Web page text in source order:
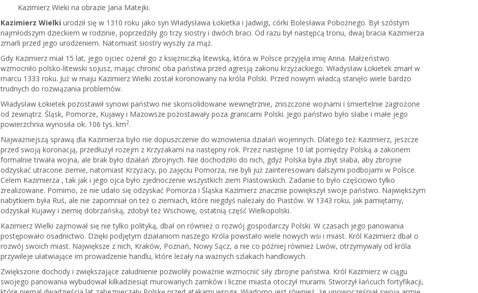
Kazimierz Wieki na obrazie Jana Matejki.
Kazimierz Wielki urodził się w 1310 roku jako syn Władysława Łokietka i Jadwigi, córki Bolesława Pobożnego. Był szóstym
najmłodszym dzieckiem w rodzinie, poprzedziły go trzy siostry i dwóch braci. Od razu był następcą tronu, dwaj bracia Kazimierza
zmarli przed jego urodzeniem. Natomiast siostry wyszły za mąż.
Gdy Kazimierz miał 15 lat, jego ojciec ożenił go z księżniczką litewską, która w Polsce przyjęła imię Anna. Małżeństwo
wzmocniło polsko-litewski sojusz, mając chronić oba państwa przed agresją zakonu krzyżackiego. Władysław Łokietek zmarł w
marcu 1333 roku. Już w maju Kazimierz Wielki został koronowany na króla Polski. Przed nowym władcą stanęło wiele bardzo
trudnych do rozwiązania problemów.
Władysław Łokietek pozostawił synowi państwo nie skonsolidowane wewnętrznie, zniszczone wojnami i śmiertelnie zagrożone
od zewnątrz. Śląsk, Pomorze, Kujawy i Mazowsze pozostawały poza granicami Polski. Jego państwo było słabe i małe jego
powierzchnia wynosiła ok. 106 tys. km2.
Najważniejszą sprawą dla Kazimierza było nie dopuszczenie do wznowienia działań wojennych. Dlatego też Kazimierz, jeszcze
przed swoją koronacją, przedłużył rozejm z Krzyżakami na następny rok. Przez następne 10 lat pomiędzy Polską a zakonem
formalnie trwała wojna, ale brak było działań zbrojnych. Nie dochodziło do nich, gdyż Polska była zbyt słaba, aby zbrojnie
odzyskać utracone ziemie, natomiast Krzyżacy, po zajęciu Pomorza, nie byli już zainteresowani dalszymi podbojami w Polsce.
Celem Kazimierza , tak jak i jego ojca było zjednoczenie wszystkich ziem Piastowskich. Zadanie to było częściowo tylko
zrealizowane. Pomimo, że nie udało się odzyskać Pomorza i Śląska Kazimierz znacznie powiększył swoje państwo. Największym
nabytkiem była Ruś, ale nie zapomniał on też o ziemiach, które niegdyś należały do Piastów. W 1343 roku, jak pamiętamy,
odzyskał Kujawy i ziemię dobrzańską, zdobył też Wschowę, ostatnią część Wielkopolski.
Kazimierz Wielki zajmował się nie tylko polityką, dbał on również o rozwój gospodarczy Polski. W czasach jego panowania
postępowało osadnictwo. Dzięki podjętym działaniom naszego Króla powstało wiele nowych wsi i miast. Król Kazimierz dbał o
rozwój swoich miast. Największe z nich, Kraków, Poznań, Nowy Sącz, a nie co później również Lwów, otrzymywały od króla
przywileje ułatwiające im prowadzenie handlu, które leżały na ważnych szlakach handlowych.
Zwiększone dochody i zwiększające zaludnienie pozwoliły poważnie wzmocnić siły zbrojne państwa. Król Kazimierz w ciągu
swojego panowania wybudował kilkadziesiąt murowanych zamków i liczne miasta otoczył murami. Stworzył łańcuch fortyfikacji,